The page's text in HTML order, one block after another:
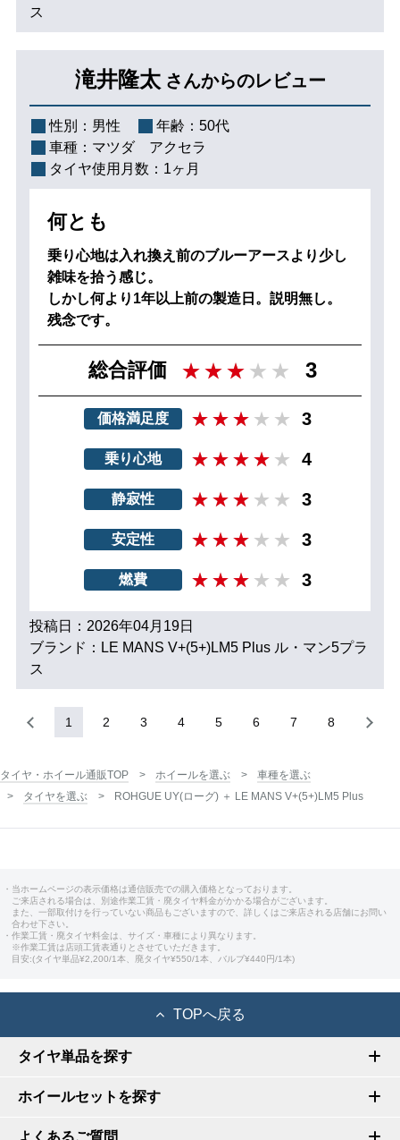
ス
滝井隆太 さんからのレビュー
性別： 男性 年齢： 50代
車種： マツダ アクセラ
タイヤ使用月数： 1ヶ月
何とも
乗り心地は入れ換え前のブルーアースより少し
雑味を拾う感じ。
しかし何より1年以上前の製造日。説明無し。
残念です。
総合評価 3
価格満足度 3
乗り心地 4
静寂性 3
安定性 3
燃費 3
投稿日：2026年04月19日
ブランド：LE MANS V+(5+)LM5 Plus ル・マン5プラ
ス
1 2 3 4 5 6 7 8
タイヤ・ホイール通販TOP ホイールを選ぶ
車種を選ぶ
タイヤを選ぶ
ROHGUE UY(ローグ) ＋ LE MANS V+(5+)LM5 Plus
・当ホームページの表示価格は通信販売での購入価格となっております。
ご来店される場合は、別途作業工賃・廃タイヤ料金がかかる場合がございます。
また、一部取付けを行っていない商品もございますので、詳しくはご来店される店舗にお問い
合わせ下さい。
・作業工賃・廃タイヤ料金は、サイズ・車種により異なります。
※作業工賃は店頭工賃表通りとさせていただきます。
目安:(タイヤ単品¥2,200/1本、廃タイヤ¥550/1本、バルブ¥440円/1本)
TOPへ戻る
タイヤ単品を探す
ホイールセットを探す
よくあるご質問